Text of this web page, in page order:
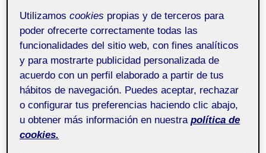
SIN CATEGORÍA
Entrega parcial PR – Carlos
López Muñoz
Utilizamoscookies propias y de terceros para
poder ofrecerte correctamente todas las
funcionalidades del sitio web, con fines analíticos
y para mostrarte publicidad personalizada de
acuerdo con un perfil elaborado a partir de tus
hábitos de navegación. Puedes aceptar, rechazar
o configurar tus preferencias haciendo clic abajo,
u obtener más información en nuestra política de
cookies.